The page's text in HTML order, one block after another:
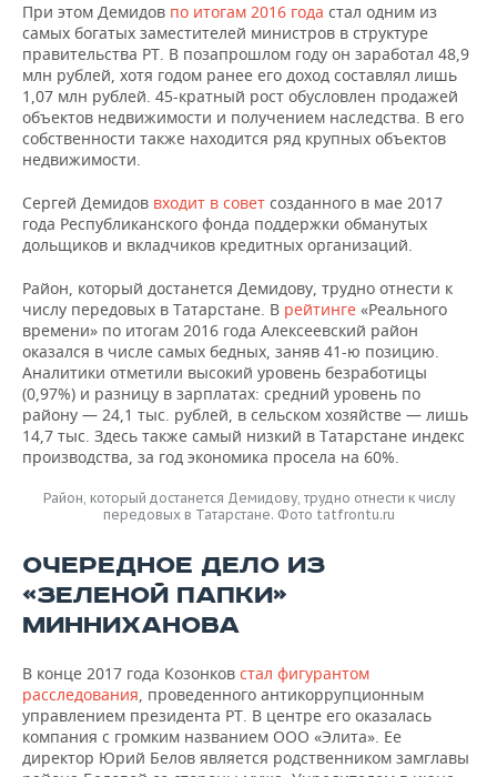
При этом Демидов по итогам 2016 года стал одним из
самых богатых заместителей министров в структуре
правительства РТ. В позапрошлом году он заработал 48,9
млн рублей, хотя годом ранее его доход составлял лишь
1,07 млн рублей. 45-кратный рост обусловлен продажей
объектов недвижимости и получением наследства. В его
собственности также находится ряд крупных объектов
недвижимости.
Сергей Демидов входит в совет созданного в мае 2017
года Республиканского фонда поддержки обманутых
дольщиков и вкладчиков кредитных организаций.
Район, который достанется Демидову, трудно отнести к
числу передовых в Татарстане. В рейтинге «Реального
времени» по итогам 2016 года Алексеевский район
оказался в числе самых бедных, заняв 41-ю позицию.
Аналитики отметили высокий уровень безработицы
(0,97%) и разницу в зарплатах: средний уровень по
району — 24,1 тыс. рублей, в сельском хозяйстве — лишь
14,7 тыс. Здесь также самый низкий в Татарстане индекс
производства, за год экономика просела на 60%.
Район, который достанется Демидову, трудно отнести к числу
передовых в Татарстане. Фото tatfrontu.ru
ОЧЕРЕДНОЕ ДЕЛО ИЗ
«ЗЕЛЕНОЙ ПАПКИ»
МИННИХАНОВА
В конце 2017 года Козонков стал фигурантом
расследования, проведенного антикоррупционным
управлением президента РТ. В центре его оказалась
компания с громким названием ООО «Элита». Ее
директор Юрий Белов является родственником замглавы